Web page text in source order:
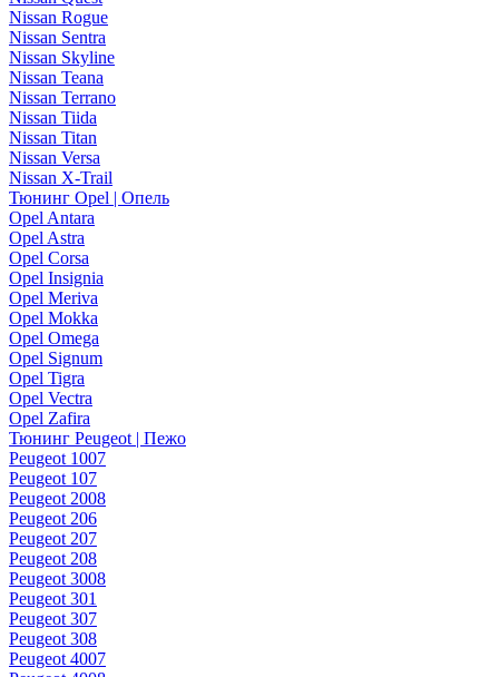
Nissan Rogue
Nissan Sentra
Nissan Skyline
Nissan Teana
Nissan Terrano
Nissan Tiida
Nissan Titan
Nissan Versa
Nissan X-Trail
Тюнинг Opel | Опель
Opel Antara
Opel Astra
Opel Corsa
Opel Insignia
Opel Meriva
Opel Mokka
Opel Omega
Opel Signum
Opel Tigra
Opel Vectra
Opel Zafira
Тюнинг Peugeot | Пежо
Peugeot 1007
Peugeot 107
Peugeot 2008
Peugeot 206
Peugeot 207
Peugeot 208
Peugeot 3008
Peugeot 301
Peugeot 307
Peugeot 308
Peugeot 4007